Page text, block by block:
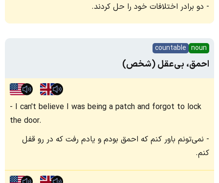
دو برادر اختلافات خود را حل کردند.
noun
countable
احمق، بی‌عقل (شخص)
I can't believe I was being a patch and forgot to lock
the door.
نمی‌تونم باور کنم که احمق بودم و یادم رفت که در رو قفل
کنم.